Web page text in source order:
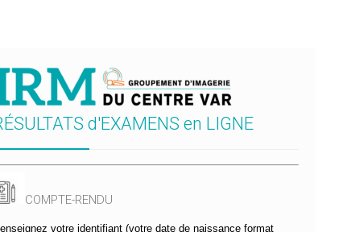
d'EXAMENS en LIGNE
COMPTE-RENDU
votre identifiant (votre date de naissance format